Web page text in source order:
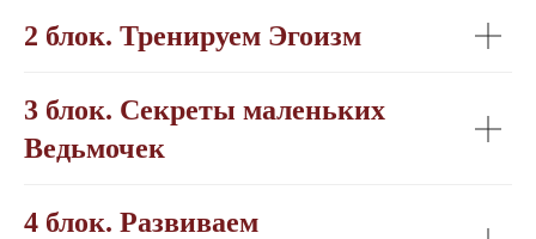
2 блок. Тренируем Эгоизм
3 блок. Секреты маленьких
Ведьмочек
4 блок. Развиваем